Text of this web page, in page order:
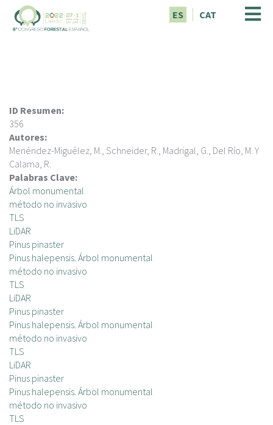
ES CAT
ID Resumen:
356
Autores:
Menéndez-Miguélez, M., Schneider, R., Madrigal, G., Del Río, M. Y
Calama, R.
Palabras Clave:
Árbol monumental
método no invasivo
TLS
LiDAR
Pinus pinaster
Pinus halepensis. Árbol monumental
método no invasivo
TLS
LiDAR
Pinus pinaster
Pinus halepensis. Árbol monumental
método no invasivo
TLS
LiDAR
Pinus pinaster
Pinus halepensis. Árbol monumental
método no invasivo
TLS